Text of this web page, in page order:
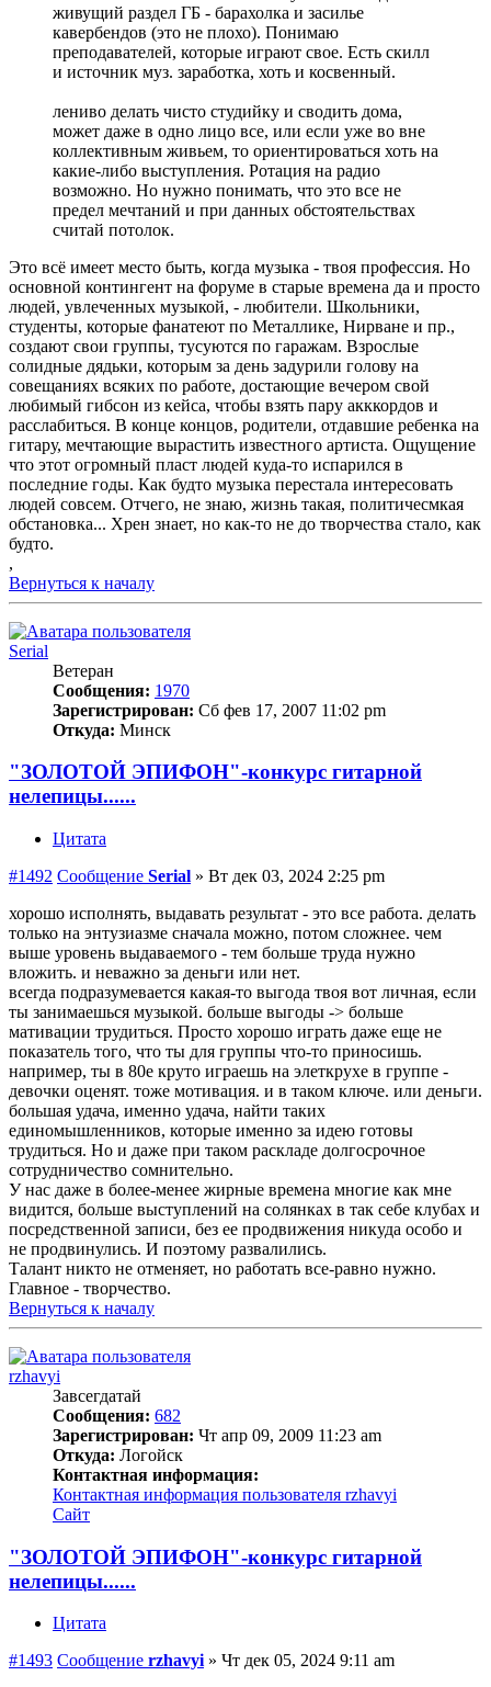
живущий раздел ГБ - барахолка и засилье
кавербендов (это не плохо). Понимаю
преподавателей, которые играют свое. Есть скилл
и источник муз. заработка, хоть и косвенный.
лениво делать чисто студийку и сводить дома,
может даже в одно лицо все, или если уже во вне
коллективным живьем, то ориентироваться хоть на
какие-либо выступления. Ротация на радио
возможно. Но нужно понимать, что это все не
предел мечтаний и при данных обстоятельствах
считай потолок.
Это всё имеет место быть, когда музыка - твоя профессия. Но
основной контингент на форуме в старые времена да и просто
людей, увлеченных музыкой, - любители. Школьники,
студенты, которые фанатеют по Металлике, Нирване и пр.,
создают свои группы, тусуются по гаражам. Взрослые
солидные дядьки, которым за день задурили голову на
совещаниях всяких по работе, достающие вечером свой
любимый гибсон из кейса, чтобы взять пару акккордов и
расслабиться. В конце концов, родители, отдавшие ребенка на
гитару, мечтающие вырастить известного артиста. Ощущение
что этот огромный пласт людей куда-то испарился в
последние годы. Как будто музыка перестала интересовать
людей совсем. Отчего, не знаю, жизнь такая, политичесмкая
обстановка... Хрен знает, но как-то не до творчества стало, как
будто.
,
Вернуться к началу
Serial
Ветеран
Сообщения: 1970
Зарегистрирован: Сб фев 17, 2007 11:02 pm
Откуда: Минск
"ЗОЛОТОЙ ЭПИФОН"-конкурс гитарной
нелепицы......
Цитата
#1492 Сообщение Serial » Вт дек 03, 2024 2:25 pm
хорошо исполнять, выдавать результат - это все работа. делать
только на энтузиазме сначала можно, потом сложнее. чем
выше уровень выдаваемого - тем больше труда нужно
вложить. и неважно за деньги или нет.
всегда подразумевается какая-то выгода твоя вот личная, если
ты занимаешься музыкой. больше выгоды -> больше
мативации трудиться. Просто хорошо играть даже еще не
показатель того, что ты для группы что-то приносишь.
например, ты в 80е круто играешь на элеткрухе в группе -
девочки оценят. тоже мотивация. и в таком ключе. или деньги.
большая удача, именно удача, найти таких
единомышленников, которые именно за идею готовы
трудиться. Но и даже при таком раскладе долгосрочное
сотрудничество сомнительно.
У нас даже в более-менее жирные времена многие как мне
видится, больше выступлений на солянках в так себе клубах и
посредственной записи, без ее продвижения никуда особо и
не продвинулись. И поэтому развалились.
Талант никто не отменяет, но работать все-равно нужно.
Главное - творчество.
Вернуться к началу
rzhavyi
Завсегдатай
Сообщения: 682
Зарегистрирован: Чт апр 09, 2009 11:23 am
Откуда: Логойск
Контактная информация:
Контактная информация пользователя rzhavyi
Сайт
"ЗОЛОТОЙ ЭПИФОН"-конкурс гитарной
нелепицы......
Цитата
#1493 Сообщение rzhavyi » Чт дек 05, 2024 9:11 am